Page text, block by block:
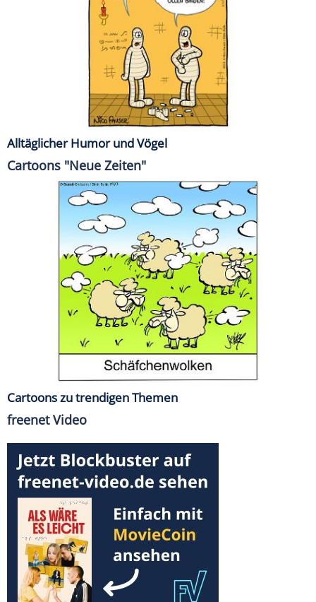
Alltäglicher Humor und Vögel
Cartoons "Neue Zeiten"
Cartoons zu trendigen Themen
freenet Video